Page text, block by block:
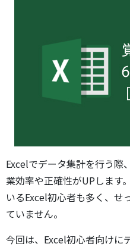
Excelでデータ集計を行う際
業効率や正確性がUPします
いるExcel初心者も多く、せ
ていません。
今回は、Excel初心者向けに